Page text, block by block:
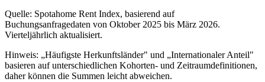
Quelle: Spotahome Rent Index, basierend auf
Buchungsanfragedaten von Oktober 2025 bis März 2026.
Vierteljährlich aktualisiert.
Hinweis: „Häufigste Herkunftsländer" und „Internationaler Anteil"
basieren auf unterschiedlichen Kohorten- und Zeitraumdefinitionen,
daher können die Summen leicht abweichen.